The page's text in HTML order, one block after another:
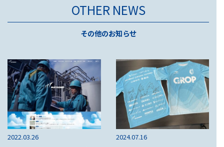
OTHER NEWS
その他のお知らせ
2022.03.26 2024.07.16